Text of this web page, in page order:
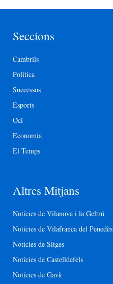
Seccions
Cambrils
Política
Successos
Esports
Oci
Economia
El Temps
Altres Mitjans
Notícies de Vilanova i la Geltrú
Notícies de Vilafranca del Penedès
Notícies de Sitges
Notícies de Castelldefels
Notícies de Gavà